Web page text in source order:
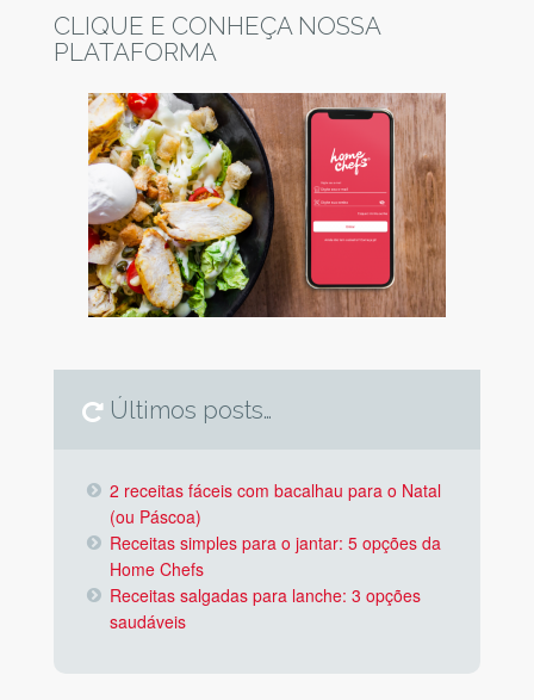
CLIQUE E CONHEÇA NOSSA
PLATAFORMA
Últimos posts…
2 receitas fáceis com bacalhau para o Natal
(ou Páscoa)
Receitas simples para o jantar: 5 opções da
Home Chefs
Receitas salgadas para lanche: 3 opções
saudáveis